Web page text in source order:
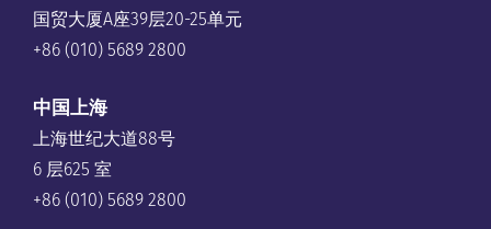
国贸大厦A座39层20-25单元
+86 (010) 5689 2800
中国上海
上海世纪大道88号
6 层625 室
+86 (010) 5689 2800